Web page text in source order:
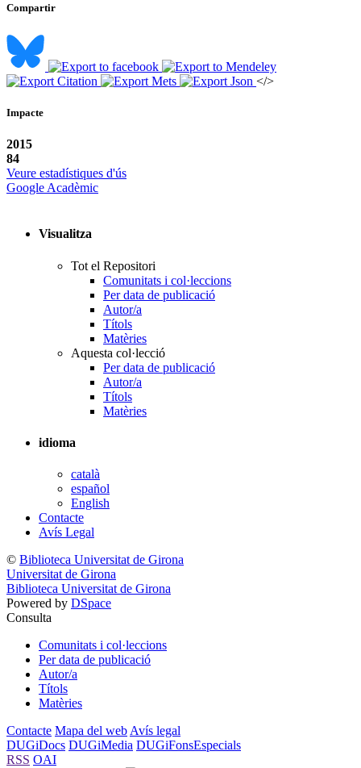
Compartir
</>
Impacte
2015
84
Veure estadístiques d'ús
Google Acadèmic
Visualitza
Tot el Repositori
Comunitats i col·leccions
Per data de publicació
Autor/a
Títols
Matèries
Aquesta col·lecció
Per data de publicació
Autor/a
Títols
Matèries
idioma
català
español
English
Contacte
Avís Legal
© Biblioteca Universitat de Girona
Universitat de Girona
Biblioteca Universitat de Girona
Powered by DSpace
Consulta
Comunitats i col·leccions
Per data de publicació
Autor/a
Títols
Matèries
Contacte Mapa del web Avís legal
DUGiDocs DUGiMedia DUGiFonsEspecials
RSS OAI